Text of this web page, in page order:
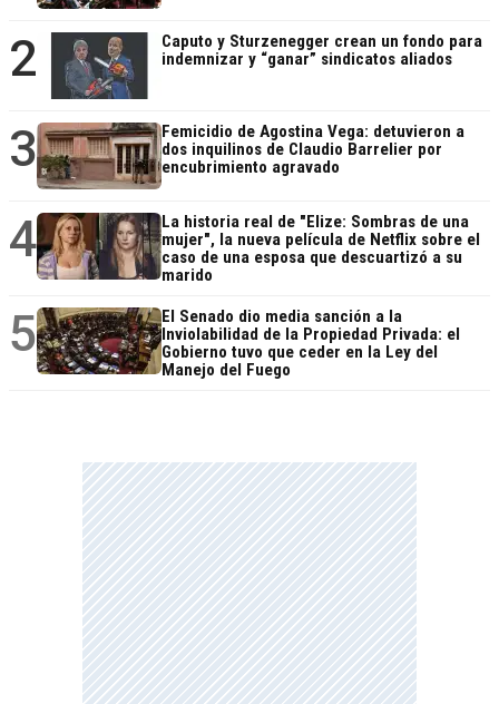
2
Caputo y Sturzenegger crean un fondo para
indemnizar y “ganar” sindicatos aliados
3
Femicidio de Agostina Vega: detuvieron a
dos inquilinos de Claudio Barrelier por
encubrimiento agravado
4
La historia real de "Elize: Sombras de una
mujer", la nueva película de Netflix sobre el
caso de una esposa que descuartizó a su
marido
5
El Senado dio media sanción a la
Inviolabilidad de la Propiedad Privada: el
Gobierno tuvo que ceder en la Ley del
Manejo del Fuego